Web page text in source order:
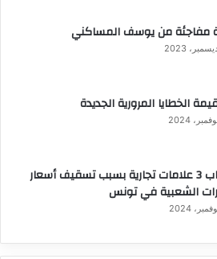
مفاجئة من يوسف المساكني
الخطايا المرورية الجديدة
انسحاب 3 علامات تجارية بسبب تسقيف أسعار
الشعبية في تونس